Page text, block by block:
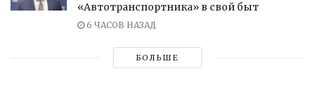
«Автотранспортника» в свой быт
6 ЧАСОВ НАЗАД
БОЛЬШЕ